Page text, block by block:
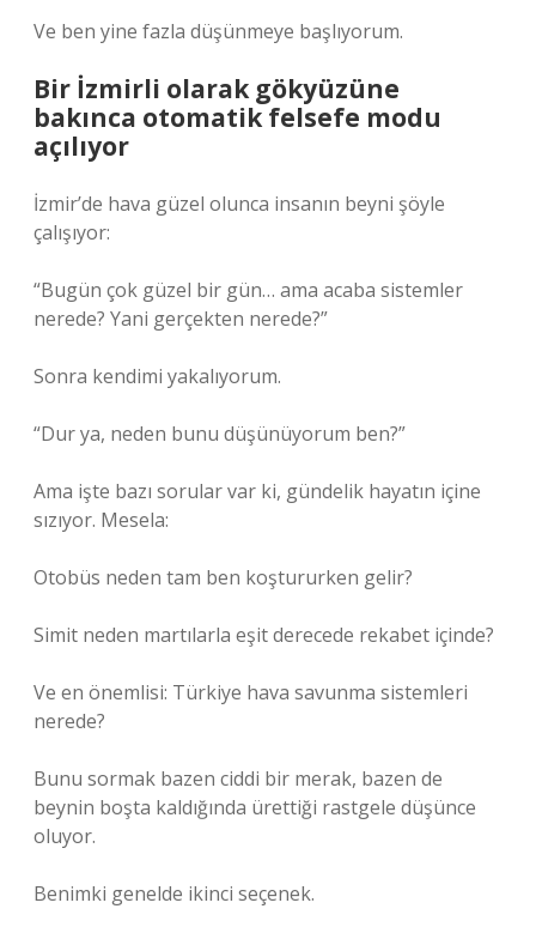
Ve ben yine fazla düşünmeye başlıyorum.
Bir İzmirli olarak gökyüzüne
bakınca otomatik felsefe modu
açılıyor
İzmir’de hava güzel olunca insanın beyni şöyle
çalışıyor:
“Bugün çok güzel bir gün… ama acaba sistemler
nerede? Yani gerçekten nerede?”
Sonra kendimi yakalıyorum.
“Dur ya, neden bunu düşünüyorum ben?”
Ama işte bazı sorular var ki, gündelik hayatın içine
sızıyor. Mesela:
Otobüs neden tam ben koştururken gelir?
Simit neden martılarla eşit derecede rekabet içinde?
Ve en önemlisi: Türkiye hava savunma sistemleri
nerede?
Bunu sormak bazen ciddi bir merak, bazen de
beynin boşta kaldığında ürettiği rastgele düşünce
oluyor.
Benimki genelde ikinci seçenek.